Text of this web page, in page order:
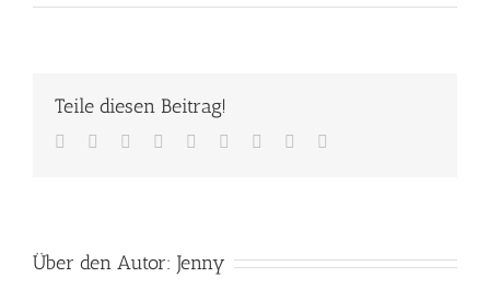
Teile diesen Beitrag!
Facebook
TwitterReddit LinkedInWhatsApp
TumblrPinterest
Über den Autor: Jenny